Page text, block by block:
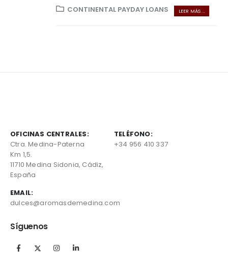
CONTINENTAL PAYDAY LOANS LEER MÁS ...
OFICINAS CENTRALES:
Ctra. Medina-Paterna
Km 1,5.
11710 Medina Sidonia, Cádiz,
España
TELÉFONO:
+34 956 410 337
EMAIL:
dulces@aromasdemedina.com
Síguenos